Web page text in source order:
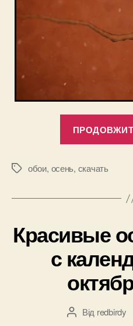
Позначки
обои, осень, скачать
Красивые
с
Автор
Від redbirdy